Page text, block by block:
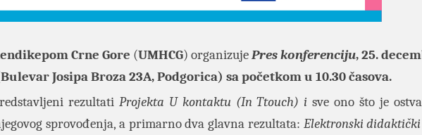
Crne Gore (UMHCG) organizujePres konferenciju, 25.
Josipa Broza 23A, Podgorica) sa početkom u 10.30 časova.
rezultati Projekta U kontaktu (In Ttouch) i sve ono što je
sprovođenja, a primarno dva glavna rezultata: Elektronski